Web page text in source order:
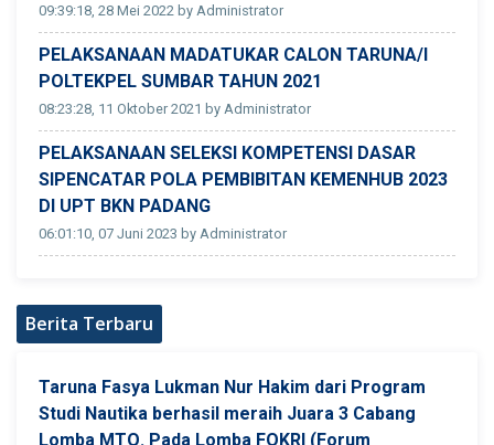
09:39:18, 28 Mei 2022 by Administrator
PELAKSANAAN MADATUKAR CALON TARUNA/I
POLTEKPEL SUMBAR TAHUN 2021
08:23:28, 11 Oktober 2021 by Administrator
PELAKSANAAN SELEKSI KOMPETENSI DASAR
SIPENCATAR POLA PEMBIBITAN KEMENHUB 2023
DI UPT BKN PADANG
06:01:10, 07 Juni 2023 by Administrator
Berita Terbaru
Taruna Fasya Lukman Nur Hakim dari Program
Studi Nautika berhasil meraih Juara 3 Cabang
Lomba MTQ. Pada Lomba FOKRI (Forum